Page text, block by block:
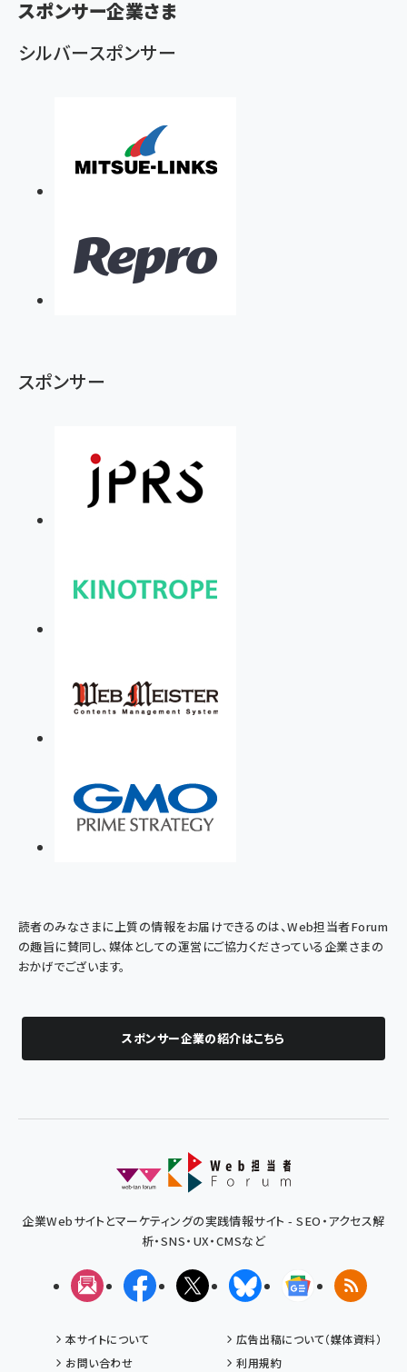
ず
スポンサー企業さま
シルバースポンサー
スポンサー
読者のみなさまに上質の情報をお届けできるのは、Web担当者Forum
の趣旨に賛同し、媒体としての運営にご協力くださっている企業さまの
おかげでございます。
スポンサー企業の紹介はこちら
企業Webサイトとマーケティングの実践情報サイト - SEO・アクセス解
析・SNS・UX・CMSなど
メルマガFacebookX(エックス)BlueskyGoogleニュ
RSS
本サイトについて
広告出稿について（媒体資料）
お問い合わせ
利用規約